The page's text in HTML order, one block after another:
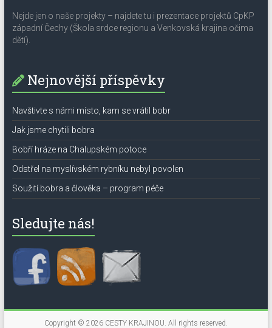
Nejde jen o naše projekty – najdete tu i prezentace projektů CpKP
západní Čechy (Škola srdce regionu a Venkovská krajina očima
dětí).
Nejnovější příspěvky
Navštivte s námi místo, kam se vrátil bobr
Jak jsme chytili bobra
Bobří hráze na Chalupském potoce
Odstřel na myslívském rybníku nebyl povolen
Soužití bobra a člověka – program péče
Sledujte nás!
Copyright © 2026 CESTY KRAJINOU. All rights reserved.